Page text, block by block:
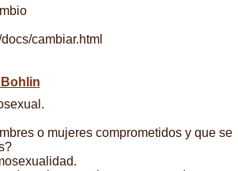
cambiar.html
o mujeres comprometidos y que se